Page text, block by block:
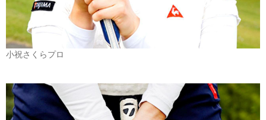
小祝さくらプロ